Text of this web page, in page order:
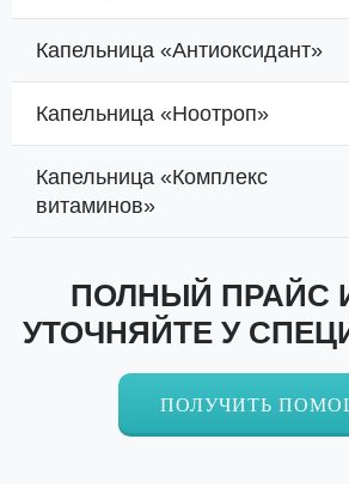
Капельница «Антиоксидант»
Капельница «Ноотроп»
Капельница «Комплекс
витаминов»
ПОЛНЫЙ ПРАЙС
УТОЧНЯЙТЕ У
ПОЛУЧИТЬ